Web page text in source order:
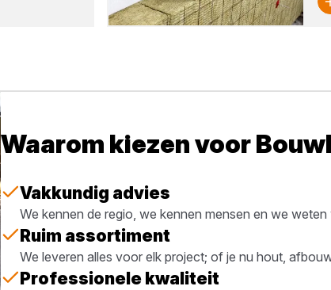
Waarom kiezen voor
Vakkundig advies
We kennen de regio, we kennen mensen en we
Ruim assortiment
We leveren alles voor elk project; of je nu hout,
Professionele kwaliteit